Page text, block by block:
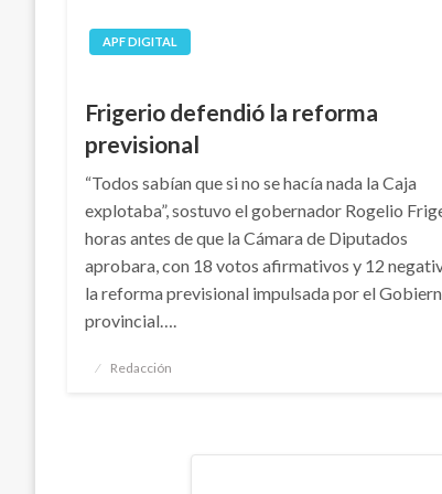
APF DIGITAL
Frigerio defendió la reforma
previsional
“Todos sabían que si no se hacía nada la Caja
explotaba”, sostuvo el gobernador Rogelio
horas antes de que la Cámara de Diputados
aprobara, con 18 votos afirmativos y 12
la reforma previsional impulsada por el
provincial….
Publicado
Redacción
Navegación